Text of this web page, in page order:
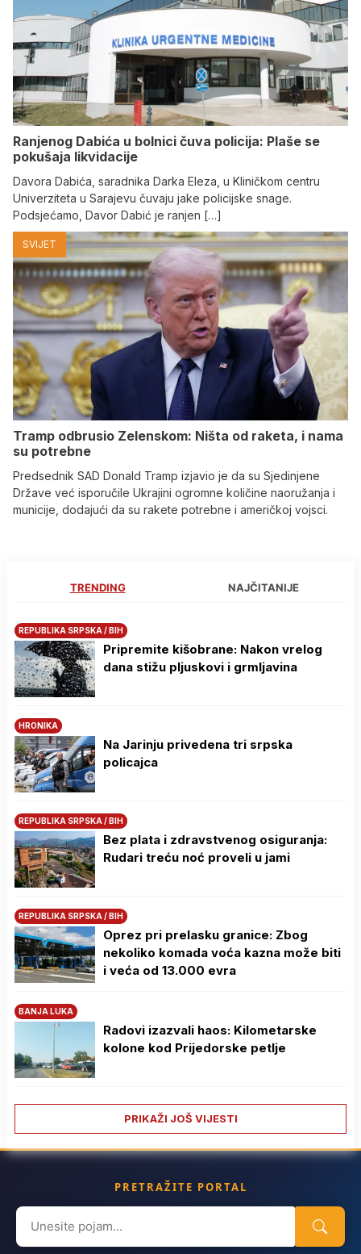
Ranjenog Dabića u bolnici čuva policija: Plaše se
pokušaja likvidacije
Davora Dabića, saradnika Darka Eleza, u Kliničkom centru
Univerziteta u Sarajevu čuvaju jake policijske snage.
Podsjećamo, Davor Dabić je ranjen […]
SVIJET
Tramp odbrusio Zelenskom: Ništa od raketa, i nama
su potrebne
Predsednik SAD Donald Tramp izjavio je da su Sjedinjene
Države već isporučile Ukrajini ogromne količine naoružanja i
municije, dodajući da su rakete potrebne i američkoj vojsci.
TRENDING NAJČITANIJE
REPUBLIKA SRPSKA / BIH
Pripremite kišobrane: Nakon vrelog
dana stižu pljuskovi i grmljavina
HRONIKA
Na Јarinju privedena tri srpska
policajca
REPUBLIKA SRPSKA / BIH
Bez plata i zdravstvenog osiguranja:
Rudari treću noć proveli u jami
REPUBLIKA SRPSKA / BIH
Oprez pri prelasku granice: Zbog
nekoliko komada voća kazna može biti
i veća od 13.000 evra
BANJA LUKA
Radovi izazvali haos: Kilometarske
kolone kod Prijedorske petlje
PRIKAŽI JOŠ VIJESTI
PRETRAŽITE PORTAL
Search
for: